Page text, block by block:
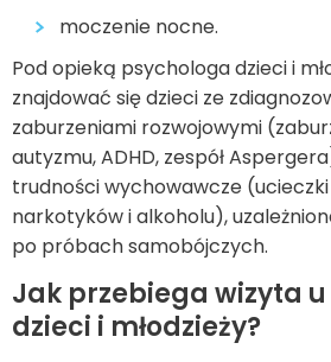
moczenie nocne.
Pod opieką psychologa dzieci i
znajdować się dzieci ze
zaburzeniami rozwojowymi
autyzmu, ADHD, zespół
trudności wychowawcze
narkotyków i alkoholu),
po próbach samobójczych.
Jak przebiega wizyta
dzieci i młodzieży?